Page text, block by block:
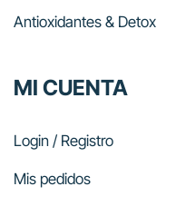
Antioxidantes & Detox
MI CUENTA
Login / Registro
Mis pedidos